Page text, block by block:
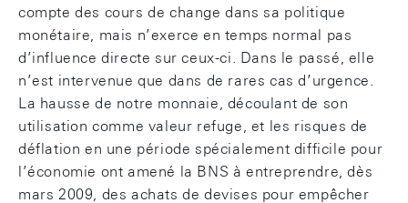
compte des cours de change dans sa politique
monétaire, mais n’exerce en temps normal pas
d’influence directe sur ceux-ci. Dans le passé, elle
n’est intervenue que dans de rares cas d’urgence.
La hausse de notre monnaie, découlant de son
utilisation comme valeur refuge, et les risques de
déflation en une période spécialement difficile pour
l’économie ont amené la BNS à entreprendre, dès
mars 2009, des achats de devises pour empêcher